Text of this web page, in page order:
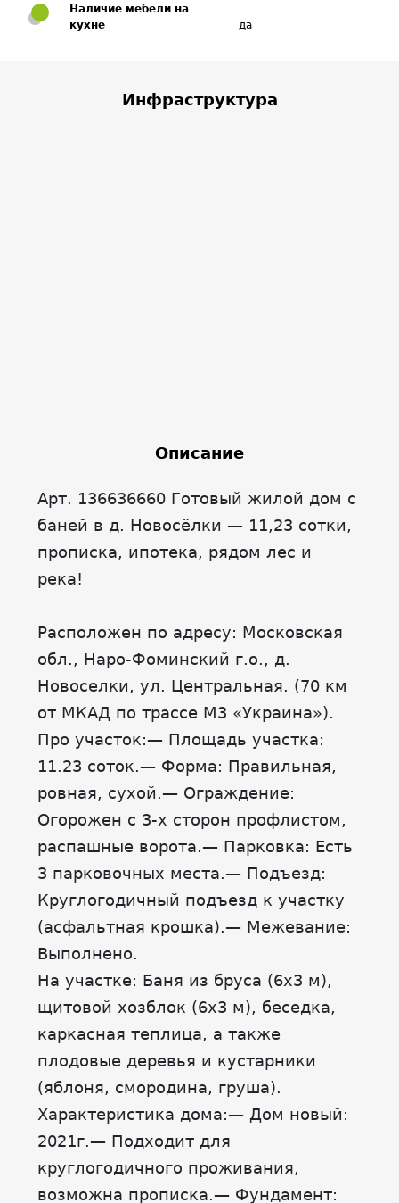
Наличие мебели на
кухне
да
Инфраструктура
Описание
Арт. 136636660 Готовый жилой дом с
баней в д. Новосёлки — 11,23 сотки,
прописка, ипотека, рядом лес и
река!
Расположен по адресу: Московская
обл., Наро-Фоминский г.о., д.
Новоселки, ул. Центральная. (70 км
от МКАД по трассе М3 «Украина»).
Про участок:— Площадь участка:
11.23 соток.— Форма: Правильная,
ровная, сухой.— Ограждение:
Огорожен с 3-х сторон профлистом,
распашные ворота.— Парковка: Есть
3 парковочных места.— Подъезд:
Круглогодичный подъезд к участку
(асфальтная крошка).— Межевание:
Выполнено.
На участке: Баня из бруса (6х3 м),
щитовой хозблок (6х3 м), беседка,
каркасная теплица, а также
плодовые деревья и кустарники
(яблоня, смородина, груша).
Характеристика дома:— Дом новый:
2021г.— Подходит для
круглогодичного проживания,
возможна прописка.— Фундамент: